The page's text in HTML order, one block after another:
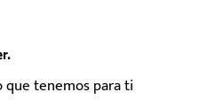
tenemos para ti